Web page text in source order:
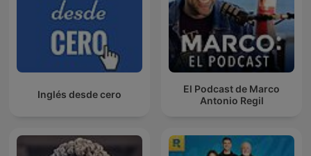
Inglés desde cero
El Podcast de Marco
Antonio Regil